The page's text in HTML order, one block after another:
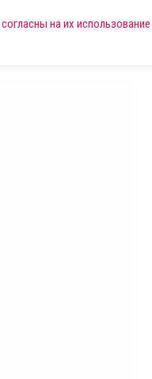
согласны на их использование